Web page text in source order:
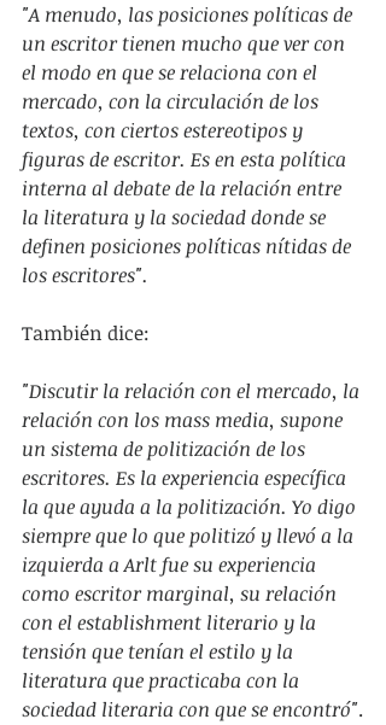
"A menudo, las posiciones políticas de
un escritor tienen mucho que ver con
el modo en que se relaciona con el
mercado, con la circulación de los
textos, con ciertos estereotipos y
figuras de escritor. Es en esta política
interna al debate de la relación entre
la literatura y la sociedad donde se
definen posiciones políticas nítidas de
los escritores".
También dice:
"Discutir la relación con el mercado, la
relación con los mass media, supone
un sistema de politización de los
escritores. Es la experiencia específica
la que ayuda a la politización. Yo digo
siempre que lo que politizó y llevó a la
izquierda a Arlt fue su experiencia
como escritor marginal, su relación
con el establishment literario y la
tensión que tenían el estilo y la
literatura que practicaba con la
sociedad literaria con que se encontró".